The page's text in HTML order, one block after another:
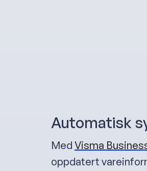
Automatisk
MedVisma
oppdatert